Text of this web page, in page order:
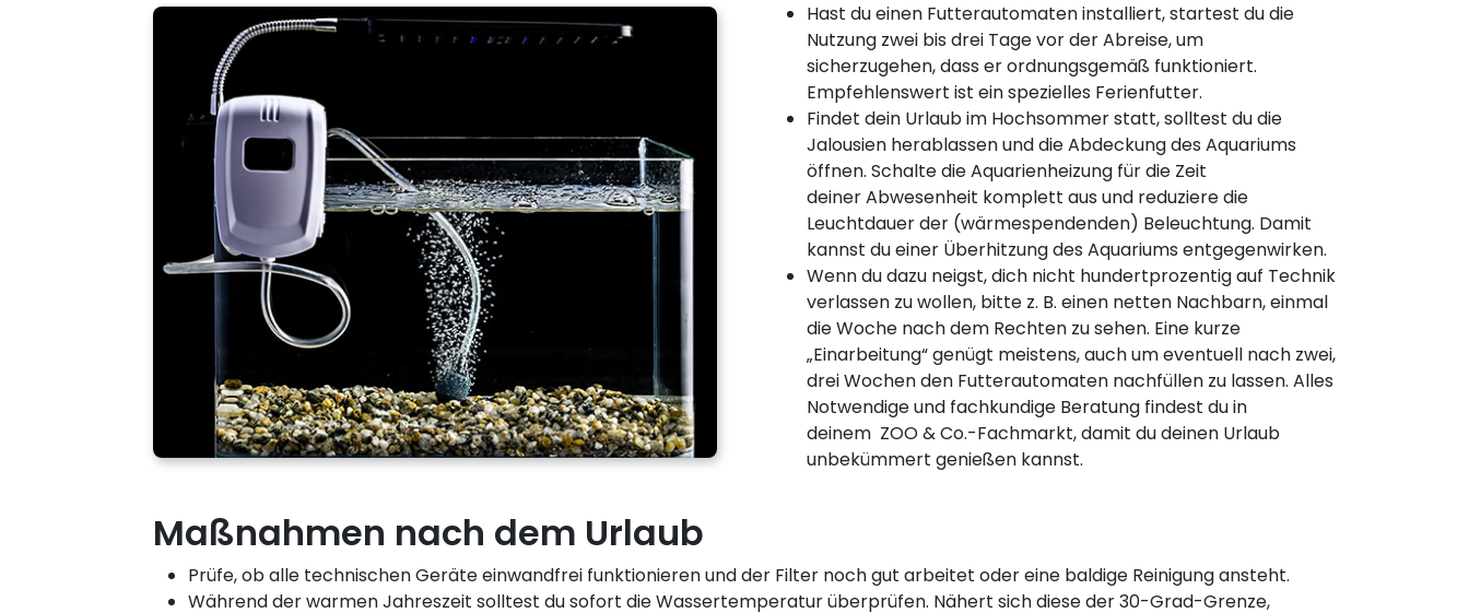
Hast du einen Futterautomaten installiert, startest du die
Nutzung zwei bis drei Tage vor der Abreise, um
sicherzugehen, dass er ordnungsgemäß funktioniert.
Empfehlenswert ist ein spezielles Ferienfutter.
Findet dein Urlaub im Hochsommer statt, solltest du die
Jalousien herablassen und die Abdeckung des Aquariums
öffnen. Schalte die Aquarienheizung für die Zeit
deiner Abwesenheit komplett aus und reduziere die
Leuchtdauer der (wärmespendenden) Beleuchtung. Damit
kannst du einer Überhitzung des Aquariums entgegenwirken.
Wenn du dazu neigst, dich nicht hundertprozentig auf Technik
verlassen zu wollen, bitte z. B. einen netten Nachbarn, einmal
die Woche nach dem Rechten zu sehen. Eine kurze
„Einarbeitung“ genügt meistens, auch um eventuell nach zwei,
drei Wochen den Futterautomaten nachfüllen zu lassen. Alles
Notwendige und fachkundige Beratung findest du in
deinem ZOO & Co.-Fachmarkt, damit du deinen Urlaub
unbekümmert genießen kannst.
Maßnahmen nach dem Urlaub
Prüfe, ob alle technischen Geräte einwandfrei funktionieren und der Filter noch gut arbeitet oder eine baldige Reinigung ansteht.
Während der warmen Jahreszeit solltest du sofort die Wassertemperatur überprüfen. Nähert sich diese der 30-Grad-Grenze,